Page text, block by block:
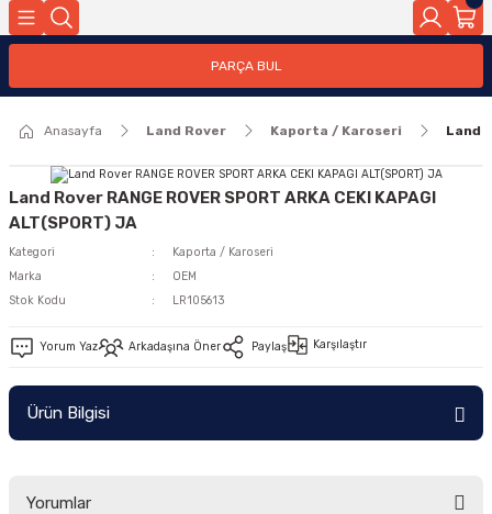
PARÇA BUL
Anasayfa Land Rover Kaporta / Karoseri Land
Land Rover RANGE ROVER SPORT ARKA CEKI KAPAGI
ALT(SPORT) JA
Kategori
Kaporta / Karoseri
Marka
OEM
Stok Kodu
LR105613
Yorum Yaz Arkadaşına Öner Paylaş Karşılaştır
Ürün Bilgisi
Yorumlar